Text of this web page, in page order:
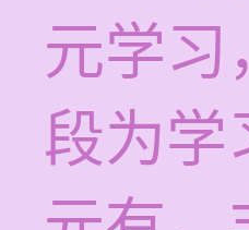
元学习
段为学